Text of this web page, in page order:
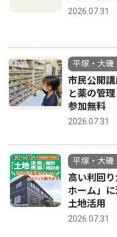
2026.07.31
平塚・大磯
市民公開
と薬の管
参加無料
2026.07.31
平塚・大磯
高い利回
ホーム」
土地活用
2026.07.31